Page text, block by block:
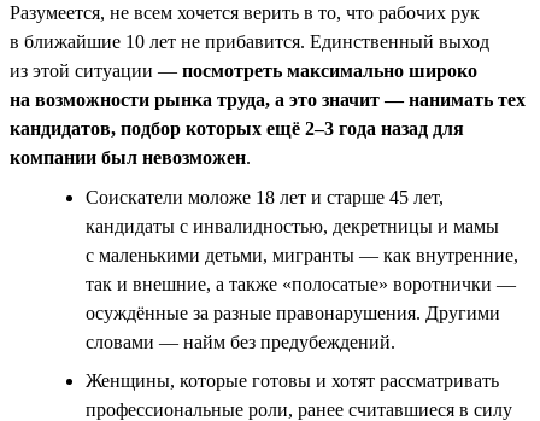
Разумеется, не всем хочется верить в то, что рабочих рук
в ближайшие 10 лет не прибавится. Единственный выход
из этой ситуации — посмотреть максимально широко
на возможности рынка труда, а это значит — нанимать тех
кандидатов, подбор которых ещё 2–3 года назад для
компании был невозможен.
Соискатели моложе 18 лет и старше 45 лет,
кандидаты с инвалидностью, декретницы и мамы
с маленькими детьми, мигранты — как внутренние,
так и внешние, а также «полосатые» воротнички —
осуждённые за разные правонарушения. Другими
словами — найм без предубеждений.
Женщины, которые готовы и хотят рассматривать
профессиональные роли, ранее считавшиеся в силу